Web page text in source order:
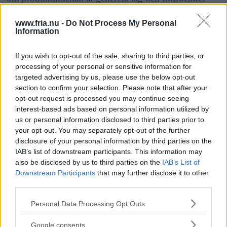
www.fria.nu - Do Not Process My Personal
Information
If you wish to opt-out of the sale, sharing to third parties, or
processing of your personal or sensitive information for
targeted advertising by us, please use the below opt-out
section to confirm your selection. Please note that after your
opt-out request is processed you may continue seeing
interest-based ads based on personal information utilized by
us or personal information disclosed to third parties prior to
your opt-out. You may separately opt-out of the further
disclosure of your personal information by third parties on the
IAB’s list of downstream participants. This information may
also be disclosed by us to third parties on the IAB’s List of
Downstream Participants that may further disclose it to other
Please note that this website/app uses one or more Google
not limited to your visit or usage behaviour. You may click to
Personal Data Processing Opt Outs
Google consents
– Butikerna bör ställa skriftliga krav på sina
leverantörer för att tydliggöra sitt krav på att
produkterna inte ska innehålla farliga ämnen. Oftast
litar man på muntliga besked.
Miljöförvaltningenhar också gjort egna stickprover.
Men endast de varor som har svenska leverantörer har
kontrollerats. Övriga har Kemikalieinspektionen tillsyn
brister har upptäckts.